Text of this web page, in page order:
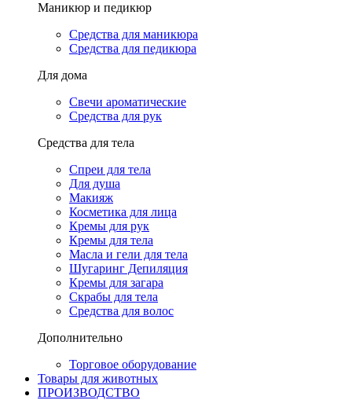
Маникюр и педикюр
Средства для маникюра
Средства для педикюра
Для дома
Свечи ароматические
Средства для рук
Средства для тела
Спреи для тела
Для душа
Макияж
Косметика для лица
Кремы для рук
Кремы для тела
Масла и гели для тела
Шугаринг Депиляция
Кремы для загара
Скрабы для тела
Средства для волос
Дополнительно
Торговое оборудование
Товары для животных
ПРОИЗВОДСТВО